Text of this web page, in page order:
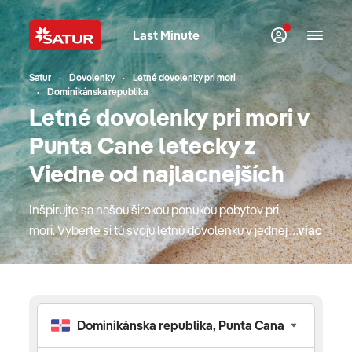
Last Minute
Satur Dovolenky
Letné dovolenky pri mori
Dominikánska republika
Letné dovolenky pri mori v
Punta Cane letecky z
Viedne od najlacnejších
Inšpirujte sa našou širokou ponukou pobytov pri
mori. Vyberte si tú svoju letnú dovolenku v jednej z
top európskych destinácií. Bude to Cyprus alebo
krásny podmorský svet Červeného mora v Egypte
viac